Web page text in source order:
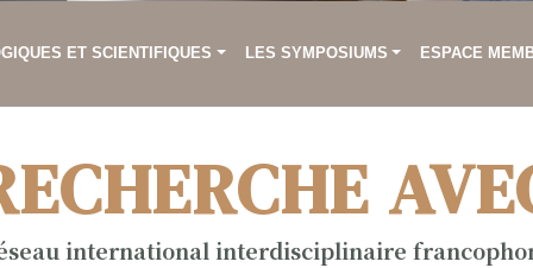
ET SCIENTIFIQUES LES SYMPOSIUMS ESPACE
international interdisciplinaire